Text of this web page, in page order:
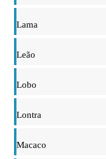
Lama
Leão
Lobo
Lontra
Macaco